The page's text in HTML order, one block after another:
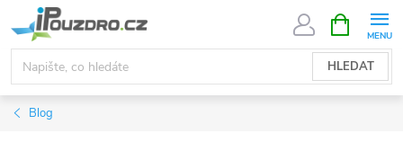
na
obsah
HLEDAT
NÁKUPNÍ
KOŠÍK
Blog